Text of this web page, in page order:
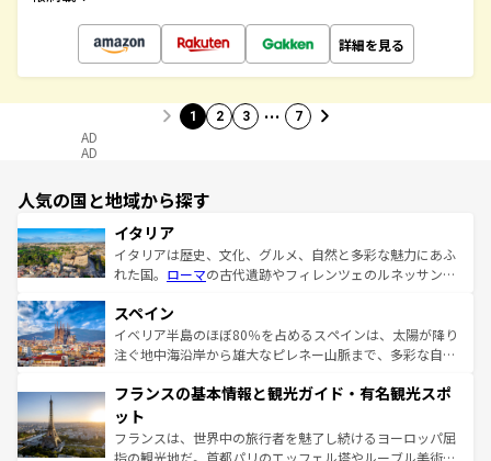
詳細を見る
1 2 3 … 7
AD
AD
人気の国と地域から探す
イタリア
イタリアは歴史、文化、グルメ、自然と多彩な魅力にあふ
れた国。 ローマの古代遺跡やフィレンツェのルネッサンス
ろん、トスカーナの美しい田園風景やアマルフィ海岸の絶
景など、自然景観も見逃せない。観光の合間には、本場の
ピザやパスタなど、絶品のイタリア料理を堪能することも
ませてくれるイタリアで、忘れられない旅をしてみよう！
なお、新着のイタリア情報は
しい。
スペイン
イベリア半島のほぼ80％を占めるスペインは、太陽が降り
注ぐ地中海沿岸から雄大なピレネー山脈まで、多彩な自然
文化が根付くこの国では、情熱的なフラメンコ、熱気あふ
れる闘牛、そして美味しいタパスが生活の一部となってい
る。首都マドリードの洗練された雰囲気や、バルセロナの
アートに溢れた街角から、地方では古代ローマ遺跡や中世
フランスの基本情報と観光ガイド・有名観光スポ
ット
フランスは、世界中の旅行者を魅了し続けるヨーロッパ屈
指の観光地だ。首都パリのエッフェル塔やルーブル美術館